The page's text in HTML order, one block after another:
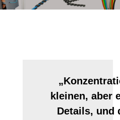
kleinen, aber
Details, und